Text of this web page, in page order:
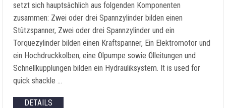
setzt sich hauptsächlich aus folgenden Komponenten
zusammen: Zwei oder drei Spannzylinder bilden einen
Stützspanner, Zwei oder drei Spannzylinder und ein
Torquezylinder bilden einen Kraftspanner, Ein Elektromotor und
ein Hochdruckkolben, eine Ölpumpe sowie Ölleitungen und
Schnellkupplungen bilden ein Hydrauliksystem. It is used for
quick shackle …
DETAILS